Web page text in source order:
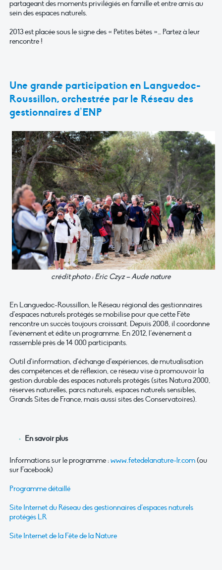
partageant des moments privilégiés en famille et entre amis au
sein des espaces naturels.
2013 est placée sous le signe des « Petites bêtes »… Partez à leur
rencontre !
Une grande participation en Languedoc-
Roussillon, orchestrée par le Réseau des
gestionnaires d’ENP
crédit photo : Eric Czyz – Aude nature
En Languedoc-Roussillon, le Réseau régional des gestionnaires
d’espaces naturels protégés se mobilise pour que cette Fête
rencontre un succès toujours croissant. Depuis 2008, il coordonne
l’évènement et édite un programme. En 2012, l’évènement a
rassemblé près de 14 000 participants.
Outil d’information, d’échange d’expériences, de mutualisation
des compétences et de réflexion, ce réseau vise à promouvoir la
gestion durable des espaces naturels protégés (sites Natura 2000,
réserves naturelles, parcs naturels, espaces naturels sensibles,
Grands Sites de France, mais aussi sites des Conservatoires).
En savoir plus
Informations sur le programme :www.fetedelanature-lr.com(ou
sur Facebook)
Programme détaillé
Site Internet du Réseau des gestionnaires d’espaces naturels
protégés LR
Site Internet de la Fête de la Nature